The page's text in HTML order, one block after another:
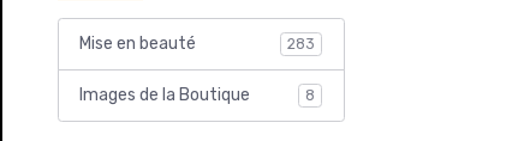
Mise en beauté 283
Images de la Boutique 8